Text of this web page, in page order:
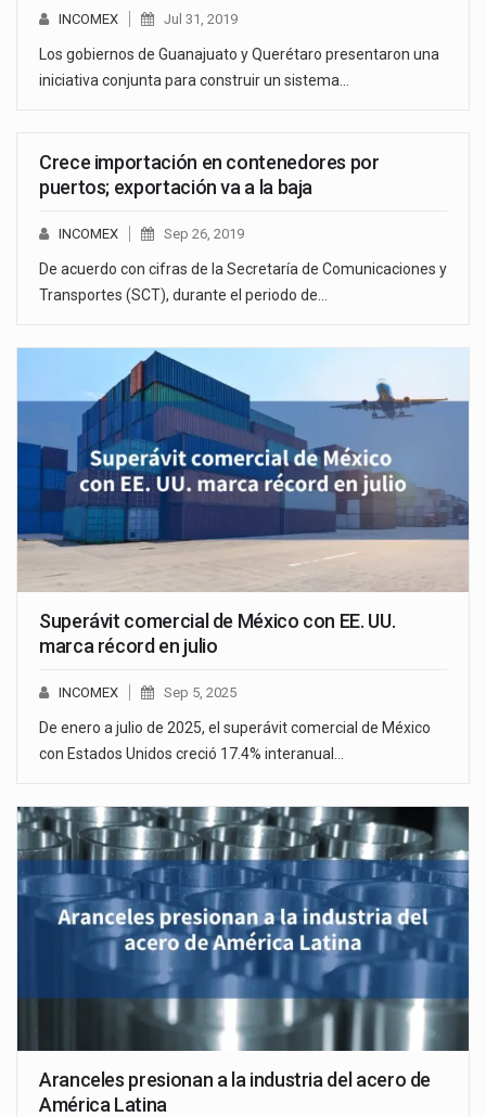
INCOMEX Jul 31, 2019
Los gobiernos de Guanajuato y Querétaro presentaron una
iniciativa conjunta para construir un sistema…
Crece importación en contenedores por
puertos; exportación va a la baja
INCOMEX Sep 26, 2019
De acuerdo con cifras de la Secretaría de Comunicaciones y
Transportes (SCT), durante el periodo de…
Superávit comercial de México con EE. UU.
marca récord en julio
INCOMEX Sep 5, 2025
De enero a julio de 2025, el superávit comercial de México
con Estados Unidos creció 17.4% interanual…
Aranceles presionan a la industria del acero de
América Latina